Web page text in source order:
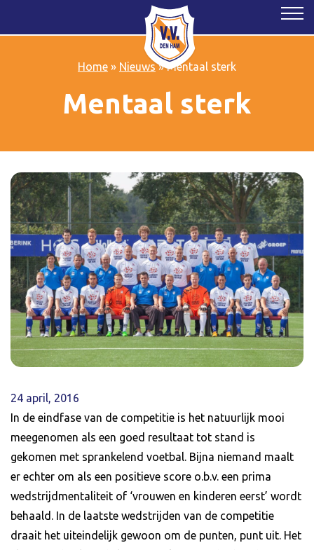
Home» Nieuws»Mentaal sterk
Mentaal sterk
24 april, 2016
In de eindfase van de competitie is het natuurlijk mooi
meegenomen als een goed resultaat tot stand is
gekomen met sprankelend voetbal. Bijna niemand maalt
er echter om als een positieve score o.b.v. een prima
wedstrijdmentaliteit of ‘vrouwen en kinderen eerst’ wordt
behaald. In de laatste wedstrijden van de competitie
draait het uiteindelijk gewoon om de punten, punt uit. Het